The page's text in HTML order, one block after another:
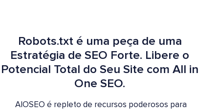
Robots.txt é uma peça de uma
Estratégia de SEO Forte. Libere o
Potencial Total do Seu Site com All in
One SEO.
AIOSEO é repleto de recursos poderosos para